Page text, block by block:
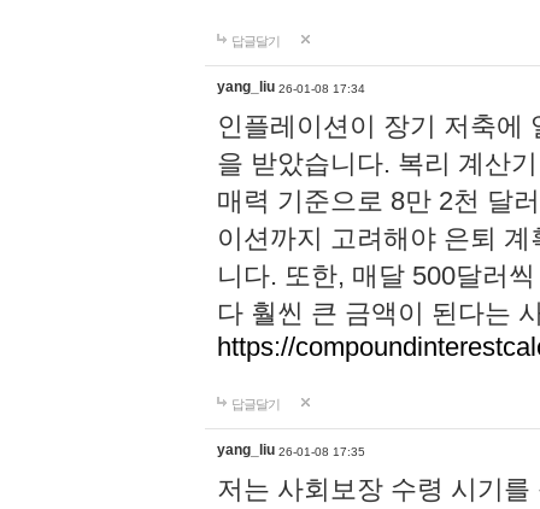
답글달기
yang_liu 26-01-08 17:34
인플레이션이 장기 저축에
을 받았습니다. 복리 계산
매력 기준으로 8만 2천 달
이션까지 고려해야 은퇴
니다. 또한, 매달 500달러
다 훨씬 큰 금액이 된다는
https://
답글달기
yang_liu 26-01-08 17:35
저는 사회보장 수령 시기